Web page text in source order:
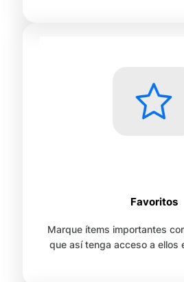
Favoritos
Marque ítems importantes
que así tenga acceso a ellos